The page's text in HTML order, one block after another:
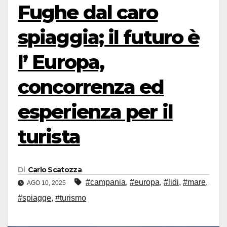
Fughe dal caro
spiaggia; il futuro è
l’ Europa,
concorrenza ed
esperienza per il
turista
Di Carlo Scatozza
AGO 10, 2025 #campania, #europa, #lidi, #mare,
#spiagge, #turismo